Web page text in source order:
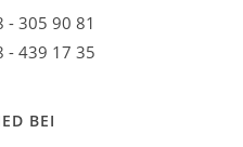
- 305 90 81
- 439 17 35
BEI